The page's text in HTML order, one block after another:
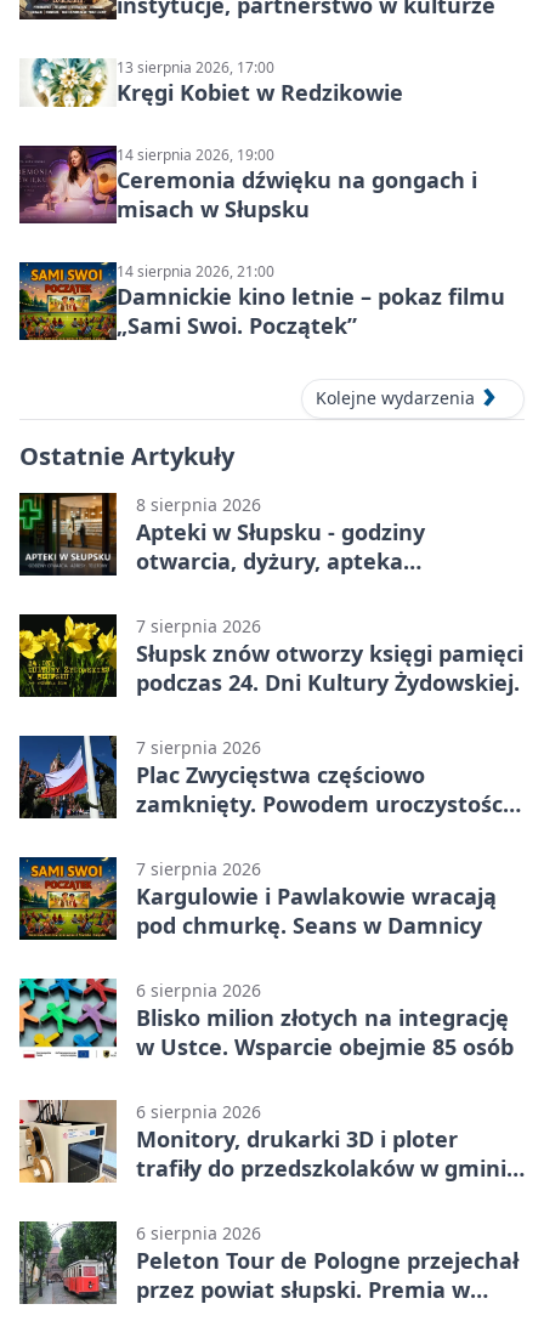
13 sierpnia 2026, 17:00
Kręgi Kobiet w Redzikowie
14 sierpnia 2026, 19:00
Ceremonia dźwięku na gongach i
misach w Słupsku
14 sierpnia 2026, 21:00
Damnickie kino letnie – pokaz filmu
„Sami Swoi. Początek”
Kolejne wydarzenia
Ostatnie Artykuły
8 sierpnia 2026
Apteki w Słupsku - godziny
otwarcia, dyżury, apteka
7 sierpnia 2026
Słupsk znów otworzy księgi pamięci
podczas 24. Dni Kultury Żydowskiej.
7 sierpnia 2026
Plac Zwycięstwa częściowo
zamknięty. Powodem uroczystości
7 sierpnia 2026
Kargulowie i Pawlakowie wracają
pod chmurkę. Seans w Damnicy
6 sierpnia 2026
Blisko milion złotych na integrację
w Ustce. Wsparcie obejmie 85 osób
6 sierpnia 2026
Monitory, drukarki 3D i ploter
trafiły do przedszkolaków w gminie
6 sierpnia 2026
Peleton Tour de Pologne przejechał
przez powiat słupski. Premia w